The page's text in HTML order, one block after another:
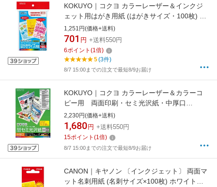
KOKUYO｜コクヨ カラーレーザー＆インクジ
ェット用はがき用紙 (はがきサイズ・100枚) 白
色度98%程度 LBP-F3635[LBPF3635]
1,251円(価格+送料)
701 円 +送料550円
6ポイント (1倍)
5(3件)
8/7 15:00までの注文で最短8/9お届け
KOKUYO｜コクヨ カラーレーザー＆カラーコ
ピー用 両面印刷・セミ光沢紙・中厚口
（A4・100枚） LBP-FH2810[LBPFH2810]
2,230円(価格+送料)
1,680 円 +送料550円
15ポイント (1倍)
8/7 15:00までの注文で最短8/9お届け
CANON｜キヤノン 〔インクジェット〕 両面マ
ット名刺用紙 (名刺サイズ×100枚) ホワイト